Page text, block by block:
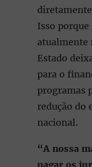
Isso porque
atualmente
Estado
para o
programas
redução do
nacional.
“A nossa